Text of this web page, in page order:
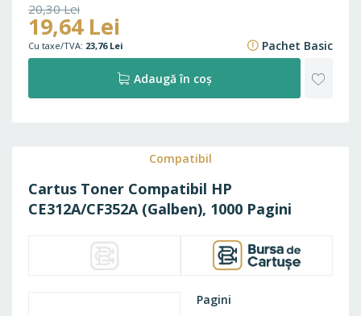
20,30 Lei
24,56 Lei
19,64 Lei
23,76 Lei Pachet Basic
Adaugă în coș
Compatibil
Cartus Toner Compatibil HP
CE312A/CF352A (Galben), 1000 Pagini
Pagini